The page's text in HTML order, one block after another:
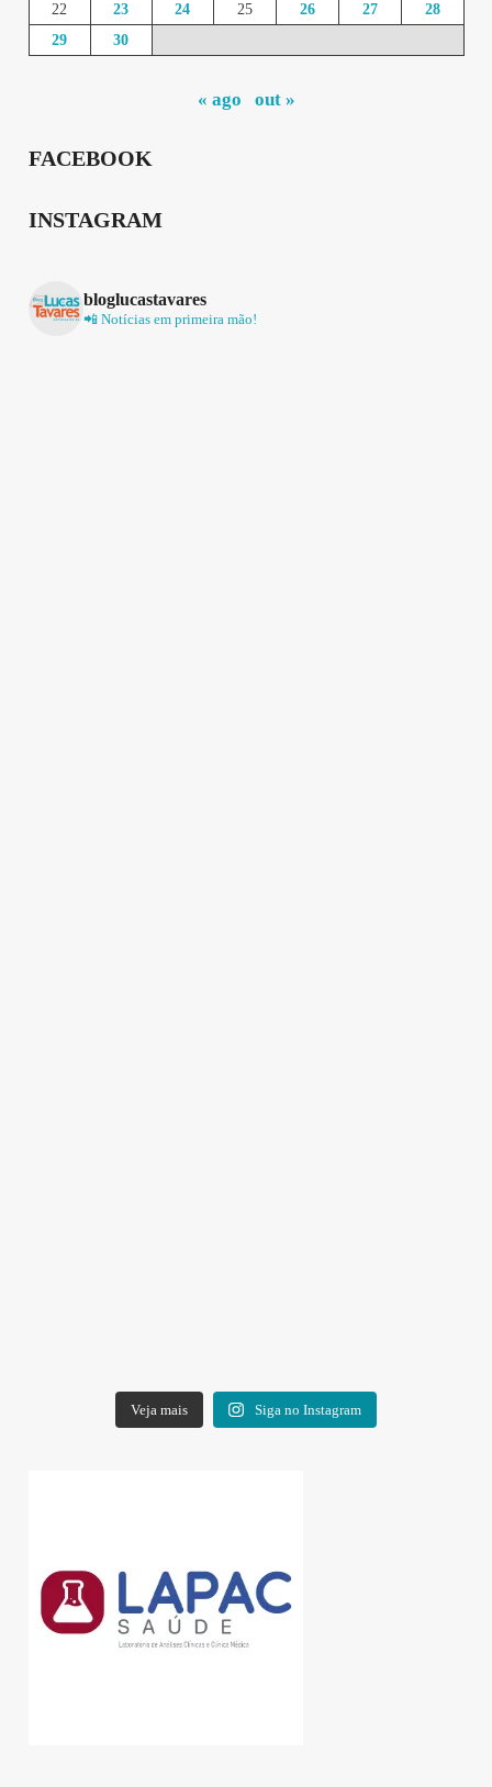
22
23 24 25 26 27
28
29
30
« ago out »
FACEBOOK
INSTAGRAM
bloglucastavares
📲 Notícias em primeira mão!
Veja mais Siga no Instagram